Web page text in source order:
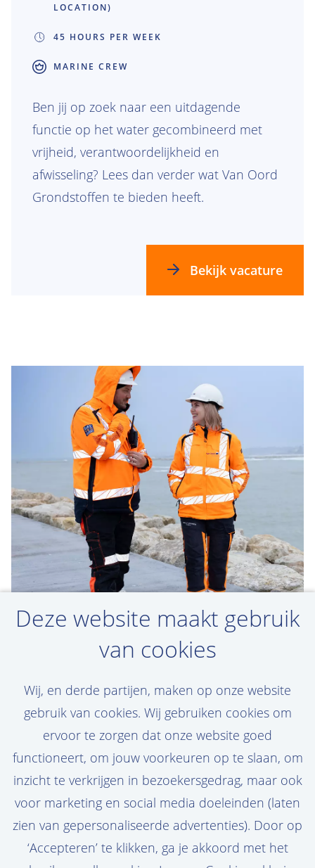
Deze website maakt gebruik
van cookies
Wij, en derde partijen, maken op onze website
gebruik van cookies. Wij gebruiken cookies om
ervoor te zorgen dat onze website goed
functioneert, om jouw voorkeuren op te slaan, om
inzicht te verkrijgen in bezoekersgedrag, maar ook
voor marketing en social media doeleinden (laten
zien van gepersonaliseerde advertenties). Door op
‘Accepteren’ te klikken, ga je akkoord met het
LOCATION)
45 HOURS PER WEEK
MARINE CREW
Ben jij op zoek naar een uitdagende
functie op het water gecombineerd met
vrijheid, verantwoordelijkheid en
afwisseling? Lees dan verder wat Van Oord
Grondstoffen te bieden heeft.
Bekijk vacature
Jouw droomvacature niet gevonden? Maak
een persoonlijke jobalert aan en ontvang
de nieuwste vacatures in je mail!
Stel job alert in